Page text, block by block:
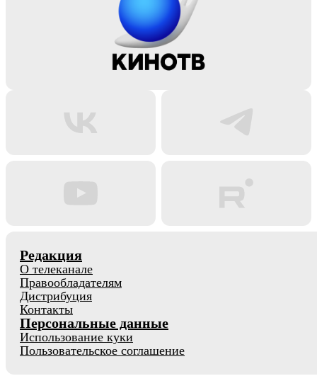
Редакция
О телеканале
Правообладателям
Дистрибуция
Контакты
Персональные данные
Использование куки
Пользовательское соглашение